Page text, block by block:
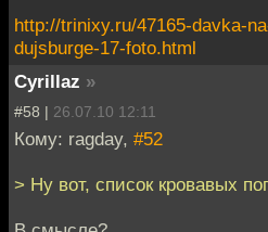
http://trinixy.ru/47165-davka-
dujsburge-17-foto.html
Cyrillaz »
#58 | 26.07.10 12:11
Кому: ragday, #52
> Ну вот, список кровавых